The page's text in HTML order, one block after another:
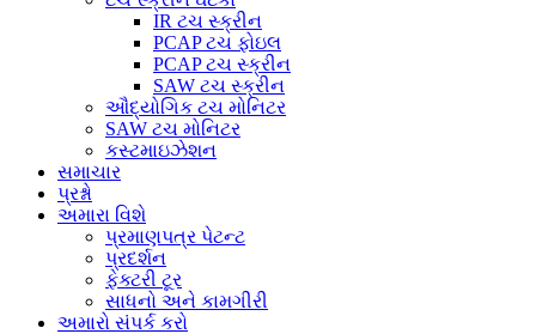
IR ટચ સ્ક્રીન
PCAP ટચ ફોઇલ
PCAP ટચ સ્ક્રીન
SAW ટચ સ્ક્રીન
ઔદ્યોગિક ટચ મોનિટર
SAW ટચ મોનિટર
કસ્ટમાઇઝેશન
સમાચાર
પ્રશ્નો
અમારા વિશે
પ્રમાણપત્ર પેટન્ટ
પ્રદર્શન
ફેક્ટરી ટૂર
સાધનો અને કામગીરી
અમારો સંપર્ક કરો